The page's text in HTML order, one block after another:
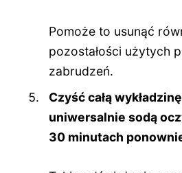
Pomoże to usunąć
pozostałości użytych
zabrudzeń.
Czyść całą
uniwersalnie sodą
30 minutach